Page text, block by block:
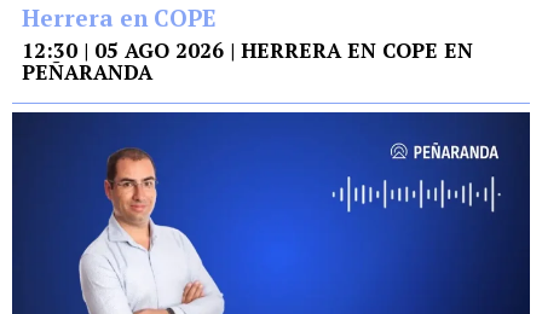
Herrera en COPE
12:30 | 05 AGO 2026 | HERRERA EN COPE EN
PEÑARANDA